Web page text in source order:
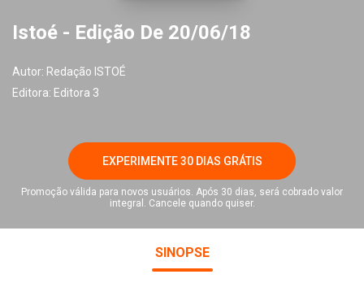
Istoé - Edição De 20/06/18
Autor: Redação ISTOÉ
Editora: Editora 3
EXPERIMENTE 30 DIAS GRÁTIS
Promoção válida para novos usuários. Após 30 dias, será cobrado valor
integral. Cancele quando quiser.
SINOPSE